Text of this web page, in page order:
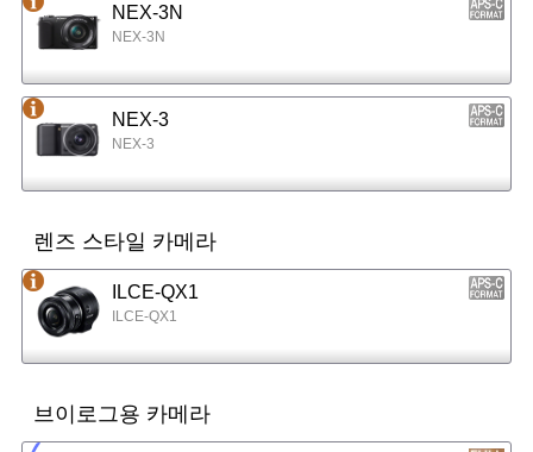
NEX-3N
NEX-3N
NEX-3
NEX-3
렌즈 스타일 카메라
ILCE-QX1
ILCE-QX1
브이로그용 카메라